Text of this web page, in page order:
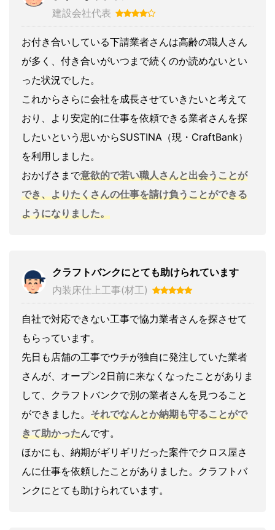
建設会社代表
お付き合いしている下請業者さんは高齢の職人さん
が多く、付き合いがいつまで続くのか読めないとい
った状況でした。
これからさらに会社を成長させていきたいと考えて
おり、より安定的に仕事を依頼できる業者さんを探
したいという思いからSUSTINA（現・CraftBank）
を利用しました。
おかげさまで意欲的で若い職人さんと出会うことが
でき、よりたくさんの仕事を請け負うことができる
ようになりました。
クラフトバンクにとても助けられています
内装床仕上工事(材工)
自社で対応できない工事で協力業者さんを探させて
もらっています。
先日も店舗の工事でウチが独自に発注していた業者
さんが、オープン2日前に来なくなったことがありま
して、クラフトバンクで別の業者さんを見つること
ができました。 それでなんとか納期も守ることがで
きて助かったんです。
ほかにも、納期がギリギリだった案件でクロス屋さ
んに仕事を依頼したことがありました。クラフトバ
ンクにとても助けられています。